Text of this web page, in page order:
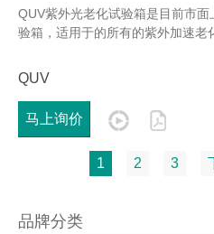
QUV紫外光老化试验箱是目前市
验箱，适用于的所有的紫外加速老
QUV
马上询价
1 2 3
品牌分类